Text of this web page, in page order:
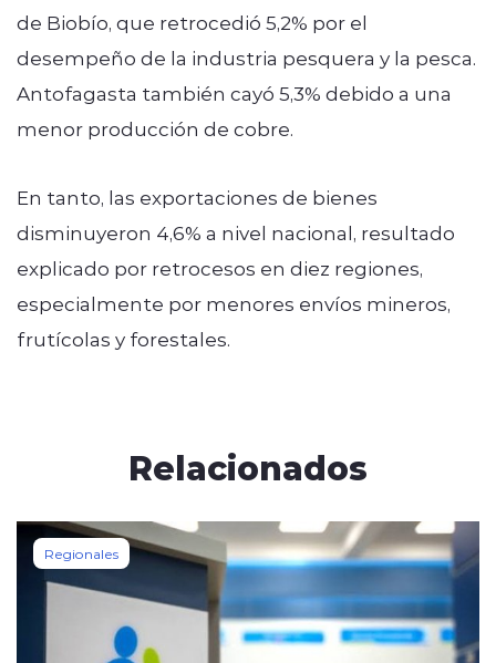
de Biobío, que retrocedió 5,2% por el
desempeño de la industria pesquera y la pesca.
Antofagasta también cayó 5,3% debido a una
menor producción de cobre.
En tanto, las exportaciones de bienes
disminuyeron 4,6% a nivel nacional, resultado
explicado por retrocesos en diez regiones,
especialmente por menores envíos mineros,
frutícolas y forestales.
Relacionados
Regionales